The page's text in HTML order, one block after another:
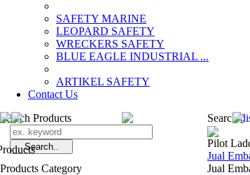
SAFETY MARINE
LEOPARD SAFETY
WRECKERS SAFETY
BLUE EAGLE INDUSTRIAL ...
­ARTIKEL SAFETY
Contact Us
Search Products
Products Category
Search
Pilot
Jual
Jual